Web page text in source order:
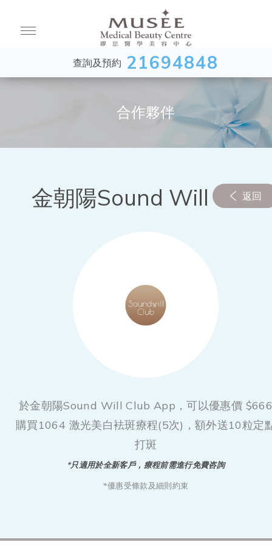
查詢及預約 21694848
合作夥伴
返回
金朝陽Sound Will Club
於金朝陽Sound Will Club App，可以優惠價 $666
購買1064 激光美白袪斑療程(5次)，額外送10粒定
打斑
*只適用於全新客戶，療程前需進行免費咨詢
*優惠受條款及細則約束